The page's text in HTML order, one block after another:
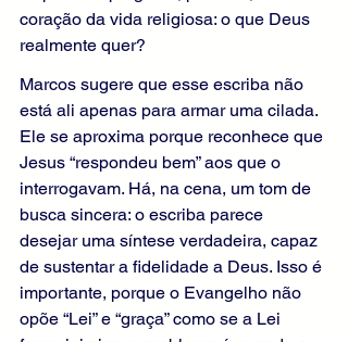
coração da vida religiosa: o que Deus
realmente quer?
Marcos sugere que esse escriba não
está ali apenas para armar uma cilada.
Ele se aproxima porque reconhece que
Jesus “respondeu bem” aos que o
interrogavam. Há, na cena, um tom de
busca sincera: o escriba parece
desejar uma síntese verdadeira, capaz
de sustentar a fidelidade a Deus. Isso é
importante, porque o Evangelho não
opõe “Lei” e “graça” como se a Lei